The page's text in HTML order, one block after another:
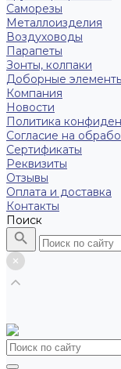
Саморезы
Металлоизделия
Воздуховоды
Парапеты
Зонты, колпаки
Доборные
Компания
Новости
Политика
Согласие на
Сертификаты
Реквизиты
Отзывы
Оплата и доставка
Контакты
Поиск